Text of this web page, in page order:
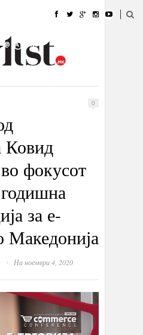
УБАВИНА
@РАБОТА
0
Ковид
фокусот
за е-
Македонија
· На ноември 4, 2020